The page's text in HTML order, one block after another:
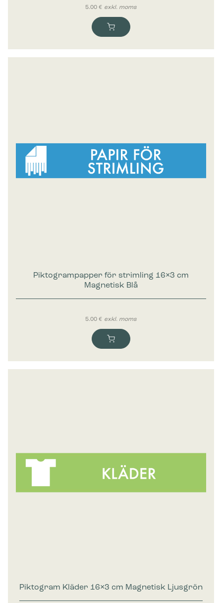
5.00€ exkl. moms
Piktogrampapper för strimling 16×3 cm
Magnetisk Blå
5.00€ exkl. moms
Piktogram Kläder 16×3 cm Magnetisk Ljusgrön